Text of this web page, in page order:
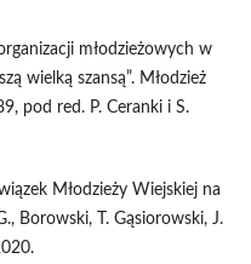
młodzieżowych w
wielką szansą”. Młodzież
pod red. P. Ceranki i S.
Młodzieży Wiejskiej na
Borowski, T. Gąsiorowski, J.